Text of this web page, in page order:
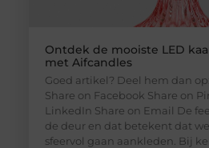
Ontdek de mooiste LED
met Aifcandles
Goed artikel? Deel hem dan
Share on Facebook Share on
LinkedIn Share on Email De
de deur en dat betekent dat
sfeervol gaan aankleden. Bij